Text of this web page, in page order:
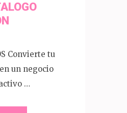
Convierte tu
un negocio
…